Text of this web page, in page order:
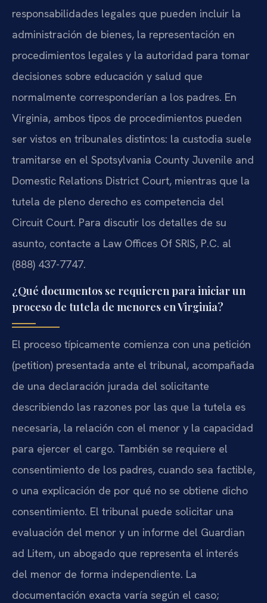
responsabilidades legales que pueden incluir la
administración de bienes, la representación en
procedimientos legales y la autoridad para tomar
decisiones sobre educación y salud que
normalmente corresponderían a los padres. En
Virginia, ambos tipos de procedimientos pueden
ser vistos en tribunales distintos: la custodia suele
tramitarse en el Spotsylvania County Juvenile and
Domestic Relations District Court, mientras que la
tutela de pleno derecho es competencia del
Circuit Court. Para discutir los detalles de su
asunto, contacte a Law Offices Of SRIS, P.C. al
(888) 437-7747.
¿Qué documentos se requieren para iniciar un
proceso de tutela de menores en Virginia?
El proceso típicamente comienza con una petición
(petition) presentada ante el tribunal, acompañada
de una declaración jurada del solicitante
describiendo las razones por las que la tutela es
necesaria, la relación con el menor y la capacidad
para ejercer el cargo. También se requiere el
consentimiento de los padres, cuando sea factible,
o una explicación de por qué no se obtiene dicho
consentimiento. El tribunal puede solicitar una
evaluación del menor y un informe del Guardian
ad Litem, un abogado que representa el interés
del menor de forma independiente. La
documentación exacta varía según el caso;